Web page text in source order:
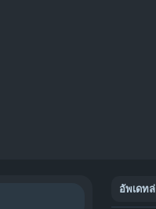
อัพเดท